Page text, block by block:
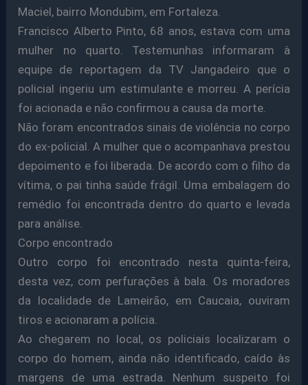
Maciel, bairro Mondubim, em Fortaleza.
Francisco Alberto Pinto, 68 anos, estava com uma
mulher no quarto. Testemunhas informaram à
equipe de reportagem da TV Jangadeiro que o
policial ingeriu um estimulante e morreu. A perícia
foi acionada e não confirmou a causa da morte.
Não foram encontrados sinais de violência no corpo
do ex-policial. A mulher que o acompanhava prestou
depoimento e foi liberada. De acordo com o filho da
vítima, o pai tinha saúde frágil. Uma embalagem do
remédio foi encontrada dentro do quarto e levada
para análise.
Corpo encontrado
Outro corpo foi encontrado nesta quinta-feira,
desta vez, com perfurações à bala. Os moradores
da localidade de Lameirão, em Caucaia, ouviram
tiros e acionaram a polícia.
Ao chegarem no local, os policiais localizaram o
corpo do homem, ainda não identificado, caído às
margens de uma estrada. Nenhum suspeito foi